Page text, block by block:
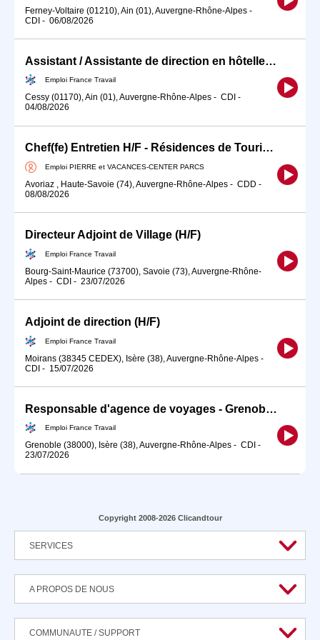
Ferney-Voltaire (01210), Ain (01), Auvergne-Rhône-Alpes -
CDI - 06/08/2026
Assistant / Assistante de direction en hôtellerie-restauration (H/F)
Emploi France Travail
Cessy (01170), Ain (01), Auvergne-Rhône-Alpes - CDI -
04/08/2026
Chef(fe) Entretien H/F - Résidences de Tourisme Pierre Vacances AVORIAZ
Emploi PIERRE et VACANCES-CENTER PARCS
Avoriaz , Haute-Savoie (74), Auvergne-Rhône-Alpes - CDD -
08/08/2026
Directeur Adjoint de Village (H/F)
Emploi France Travail
Bourg-Saint-Maurice (73700), Savoie (73), Auvergne-Rhône-
Alpes - CDI - 23/07/2026
Adjoint de direction (H/F)
Emploi France Travail
Moirans (38345 CEDEX), Isère (38), Auvergne-Rhône-Alpes -
CDI - 15/07/2026
Responsable d'agence de voyages - Grenoble Place de Metz (H/F)
Emploi France Travail
Grenoble (38000), Isère (38), Auvergne-Rhône-Alpes - CDI -
23/07/2026
Copyright 2008-2026 Clicandtour
SERVICES
A PROPOS DE NOUS
COMMUNAUTE / SUPPORT